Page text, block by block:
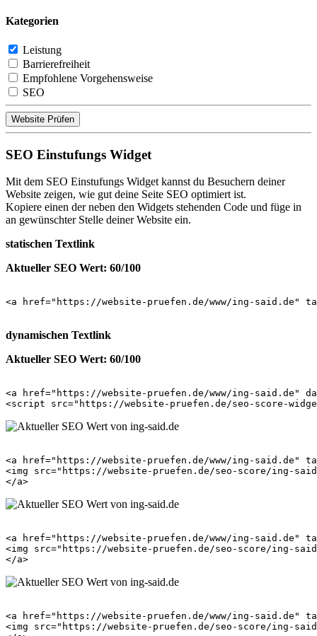
Kategorien
Leistung
Barrierefreiheit
Empfohlene Vorgehensweise
SEO
Website Prüfen
SEO Einstufungs Widget
Mit dem SEO Einstufungs Widget kannst du Besuchern deiner
Website zeigen, wie gut deine Seite SEO optimiert ist.
Kopiere einen der neben den Widgets stehenden Code und füge in
an gewünschter Stelle deiner Website ein.
statischen Textlink
Aktueller SEO Wert: 60/100
<a href="https://website-pruefen.de/www/ing-said.de"
dynamischen Textlink
Aktueller SEO Wert: 60/100
<a href="https://website-pruefen.de/www/ing-said.de"
<a href="https://website-pruefen.de/www/ing-said.de"
<img src="https://website-pruefen.de/seo-score/ing-
<a href="https://website-pruefen.de/www/ing-said.de"
<img src="https://website-pruefen.de/seo-score/ing-
<a href="https://website-pruefen.de/www/ing-said.de"
<img src="https://website-pruefen.de/seo-score/ing-